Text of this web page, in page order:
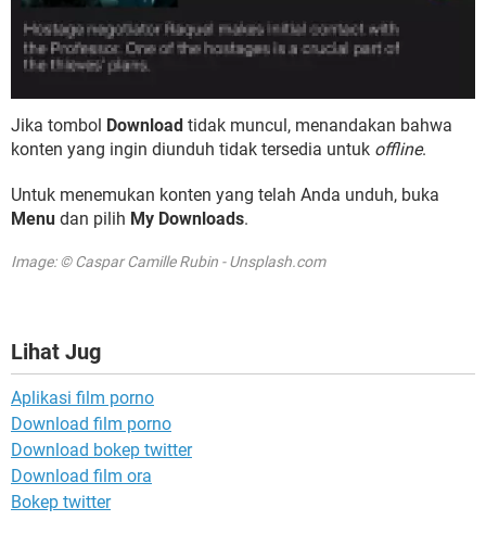
Jika tombol Download tidak muncul, menandakan bahwa
konten yang ingin diunduh tidak tersedia untuk offline.
Untuk menemukan konten yang telah Anda unduh, buka
Menu dan pilih My Downloads.
Image: © Caspar Camille Rubin - Unsplash.com
Lihat Jug
Aplikasi film porno
Download film porno
Download bokep twitter
Download film ora
Bokep twitter